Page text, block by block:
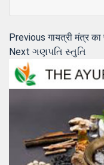
Post
navigation
Previous Previous
post:
गायत्री मंत्र का
Next Next
ગણપતિ સ્તુતિ